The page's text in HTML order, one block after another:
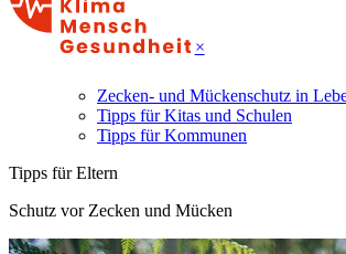
×
Zecken- und Mückenschutz in
Tipps für Kitas und Schulen
Tipps für Kommunen
Tipps für Eltern
Schutz vor Zecken und Mücken